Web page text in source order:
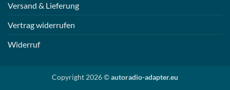
Versand & Lieferung
Vertrag widerrufen
Widerruf
Copyright 2026 ©autoradio-adapter.eu